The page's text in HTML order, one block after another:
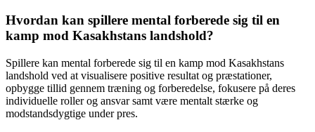
Hvordan kan spillere mental forberede sig til en
kamp mod Kasakhstans landshold?
Spillere kan mental forberede sig til en kamp mod Kasakhstans
landshold ved at visualisere positive resultat og præstationer,
opbygge tillid gennem træning og forberedelse, fokusere på deres
individuelle roller og ansvar samt være mentalt stærke og
modstandsdygtige under pres.